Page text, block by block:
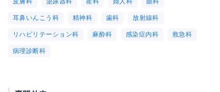
耳鼻いんこう科 精神科 歯科 放射線科
リハビリテーション科 麻酔科 感染症内科 救急科
病理診断科